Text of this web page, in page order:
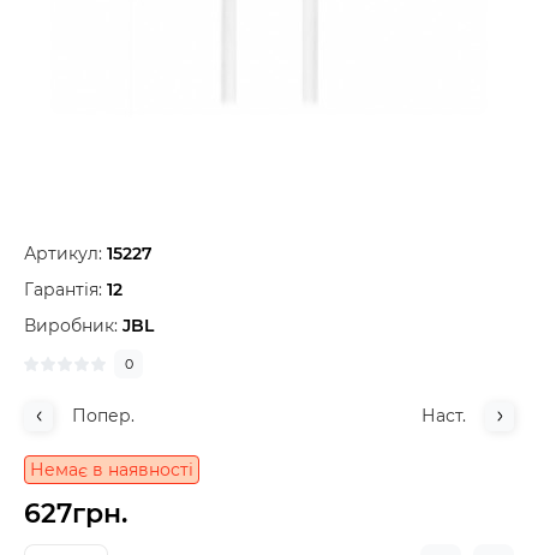
Артикул: 15227
Гарантія: 12
Виробник: JBL
0
Попер. Наст.
Немає в наявності
627грн.